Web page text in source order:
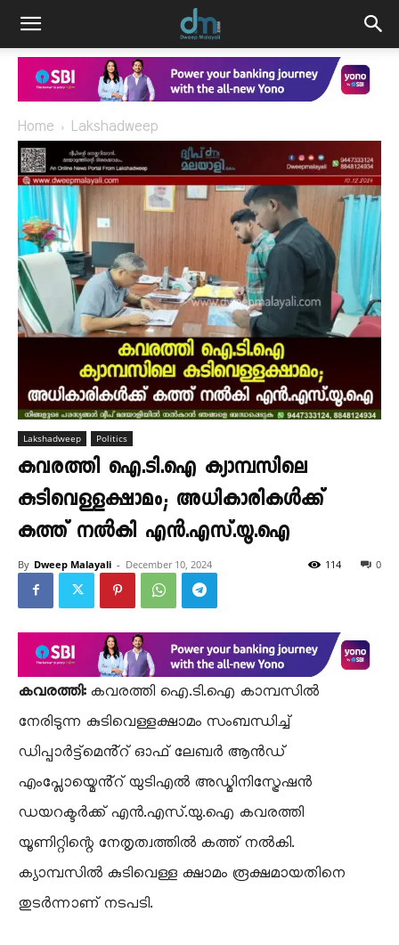
Home Lakshadweep
Lakshadweep Politics
കവരത്തി ഐ.ടി.ഐ ക്യാമ്പസിലെ
കുടിവെള്ളക്ഷാമം; അധികാരികൾക്ക്
കത്ത് നൽകി എൻ.എസ്.യൂ.ഐ
By Dweep Malayali - December 10, 2024 0
114
കവരത്തി:കവരത്തി ഐ.ടി.ഐ കാമ്പസിൽ
നേരിടുന്ന കുടിവെള്ളക്ഷാമം സംബന്ധിച്ച്
ഡിപ്പാർട്ട്മെൻ്റ് ഓഫ് ലേബർ ആൻഡ്
എംപ്ലോയ്മെൻ്റ് യുടിഎൽ അഡ്മിനിസ്ട്രേഷൻ
ഡയറക്ടർക്ക് എൻ.എസ്.യു.ഐ കവരത്തി
യൂണിറ്റിന്റെ നേതൃത്വത്തിൽ കത്ത് നൽകി.
ക്യാമ്പസിൽ കുടിവെള്ള ക്ഷാമം രൂക്ഷമായതിനെ
തുടർന്നാണ് നടപടി.